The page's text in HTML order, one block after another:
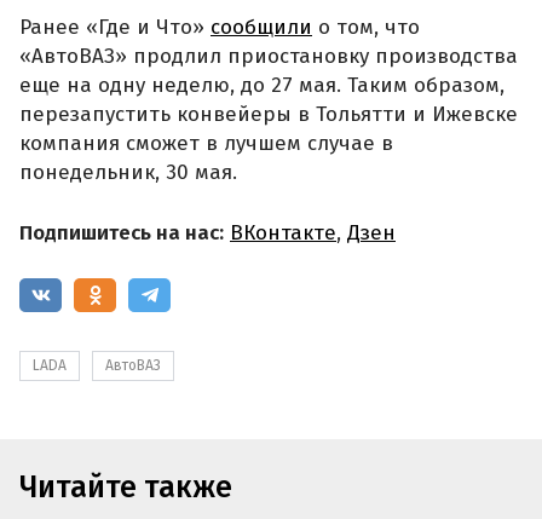
Ранее «Где и Что» сообщили о том, что
«АвтоВАЗ» продлил приостановку производства
еще на одну неделю, до 27 мая. Таким образом,
перезапустить конвейеры в Тольятти и Ижевске
компания сможет в лучшем случае в
понедельник, 30 мая.
Подпишитесь на нас: ВКонтакте, Дзен
LADA АвтоВАЗ
Читайте также